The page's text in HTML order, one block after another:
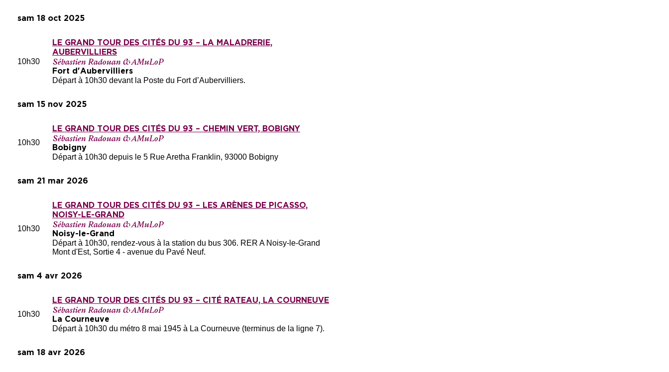
sam 18 oct 2025
10h30
LE GRAND TOUR DES CITÉS DU 93 – LA MALADRERIE,
AUBERVILLIERS
Sébastien Radouan & AMuLoP
Fort d'Aubervilliers
Départ à 10h30 devant la Poste du Fort d’Aubervilliers.
sam 15 nov 2025
10h30
LE GRAND TOUR DES CITÉS DU 93 – CHEMIN VERT, BOBIGNY
Sébastien Radouan & AMuLoP
Bobigny
Départ à 10h30 depuis le 5 Rue Aretha Franklin, 93000 Bobigny
sam 21 mar 2026
10h30
LE GRAND TOUR DES CITÉS DU 93 – LES ARÈNES DE PICASSO,
NOISY-LE-GRAND
Sébastien Radouan & AMuLoP
Noisy-le-Grand
Départ à 10h30, rendez-vous à la station du bus 306. RER A Noisy-le-Grand
Mont d'Est, Sortie 4 - avenue du Pavé Neuf.
sam 4 avr 2026
10h30
LE GRAND TOUR DES CITÉS DU 93 – CITÉ RATEAU, LA COURNEUVE
Sébastien Radouan & AMuLoP
La Courneuve
Départ à 10h30 du métro 8 mai 1945 à La Courneuve (terminus de la ligne 7).
sam 18 avr 2026